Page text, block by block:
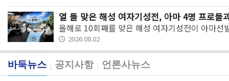
열 돌 맞은 해성 여자기성전, 아마 4명 프로들
올해로 10회째를 맞은 해성 여자기성전이 아마
2026.08.02
바둑뉴스 | 공지사항 | 언론사뉴스